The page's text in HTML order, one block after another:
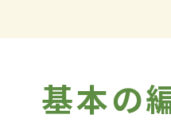
基本の